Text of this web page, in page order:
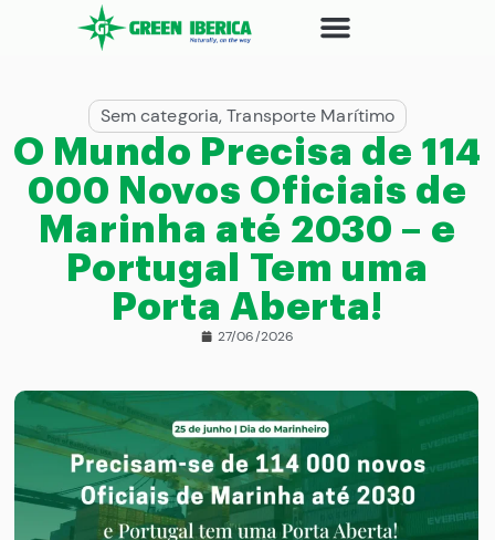
Sem categoria,Transporte Marítimo
O Mundo Precisa de 114
000 Novos Oficiais de
Marinha até 2030 – e
Portugal Tem uma
Porta Aberta!
27/06/2026